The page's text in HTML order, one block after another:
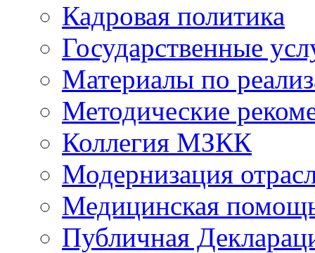
Кадровая политика
Государственные
Материалы по
Методические
Коллегия МЗКК
Модернизация
Медицинская
Публичная